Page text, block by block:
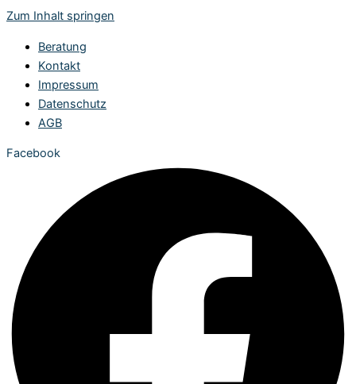
Zum Inhalt springen
Beratung
Kontakt
Impressum
Datenschutz
AGB
Facebook